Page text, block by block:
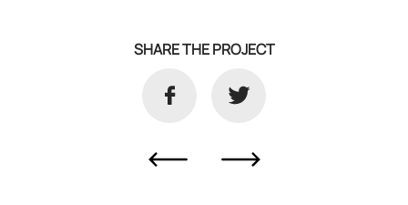
SHARE THE PROJECT